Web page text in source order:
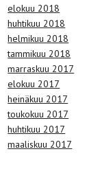
elokuu 2018
huhtikuu 2018
helmikuu 2018
tammikuu 2018
marraskuu 2017
elokuu 2017
heinäkuu 2017
toukokuu 2017
huhtikuu 2017
maaliskuu 2017